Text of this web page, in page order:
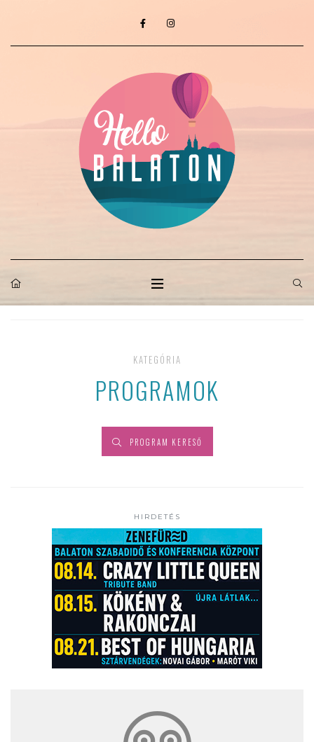
KATEGÓRIA
PROGRAMOK
PROGRAM KERESŐ
HIRDETÉS